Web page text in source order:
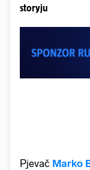
storyju
Pjevač Marko